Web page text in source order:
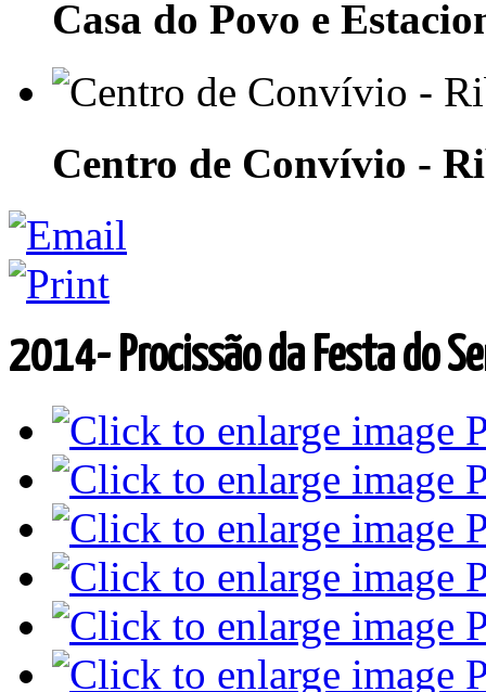
Casa do Povo e
Centro de Convívio -
2014- Procissão da Festa do